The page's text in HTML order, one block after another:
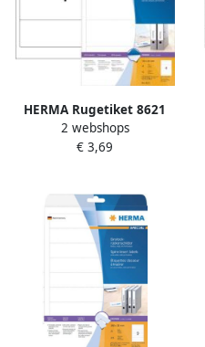
HERMA Rugetiket 8621
breed 61x192mm
zelfklevend wit
2 webshops
€ 3,69